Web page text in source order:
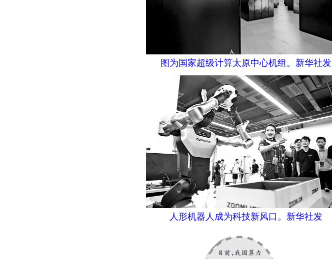
图为国家超级计算太原中心机组。新华社发
人形机器人成为科技新风口。新华社发